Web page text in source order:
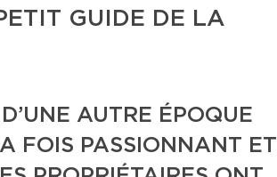
GUIDE DE LA
AUTRE ÉPOQUE
FOIS PASSIONNANT ET